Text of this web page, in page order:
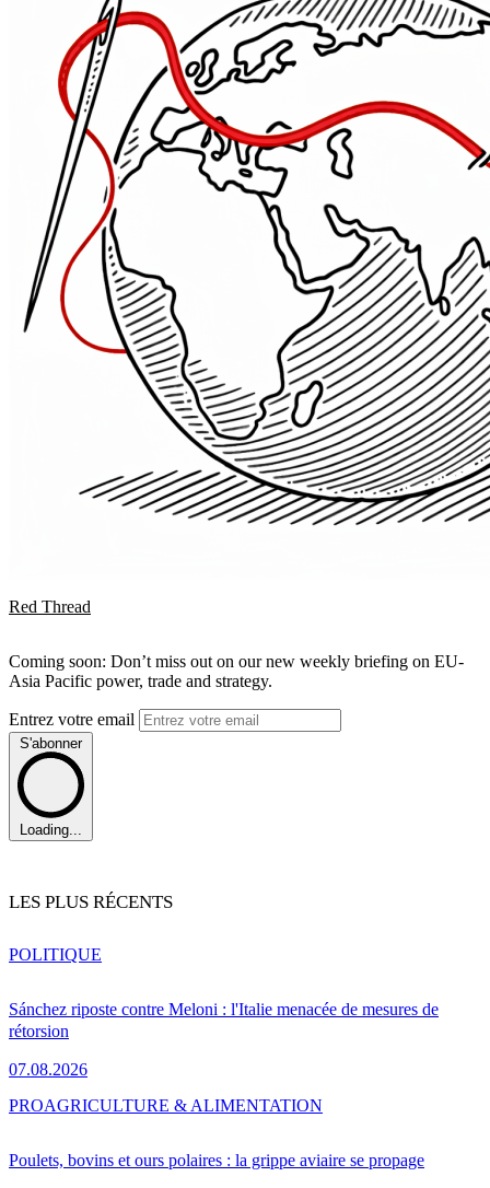
Red Thread
Coming soon: Don’t miss out on our new weekly briefing on EU-
Asia Pacific power, trade and strategy.
Entrez votre email
S'abonner
Loading...
LES PLUS RÉCENTS
Sánchez riposte contre Meloni : l'Italie menacée de mesures de
rétorsion
07.08.2026
POLITIQUE
Poulets, bovins et ours polaires : la grippe aviaire se propage
PROAGRICULTURE & ALIMENTATION